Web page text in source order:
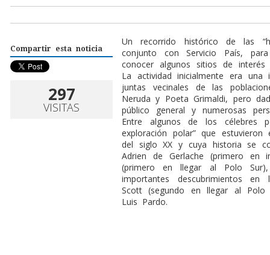
Compartir esta noticia
297
VISITAS
Un recorrido histórico de las
conjunto con Servicio País,
conocer algunos sitios de
La actividad inicialmente era una
juntas vecinales de las
Neruda y Poeta Grimaldi, pero
público general y numerosas
Entre algunos de los célebres
exploración polar” que
del siglo XX y cuya historia se
Adrien de Gerlache (primero en
(primero en llegar al Polo
importantes descubrimientos
Scott (segundo en llegar al
Luis Pardo.